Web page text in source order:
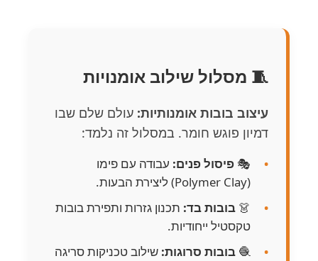
🧵 מסלול שילוב אומנויות
עיצוב בובות אומנותיות: עולם שלם שבו
דמיון פוגש חומר. במסלול זה נלמד:
🎭 פיסול פנים: עבודה עם פימו
(Polymer Clay) ליצירת הבעות.
👗 בובות בד: תכנון גזרות ותפירת בובות
טקסטיל ייחודיות.
🧶 בובות סרוגות: שילוב טכניקות סריגה